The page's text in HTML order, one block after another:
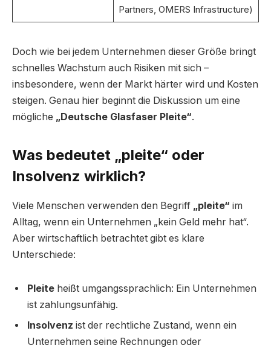
Partners, OMERS Infrastructure)
Doch wie bei jedem Unternehmen dieser Größe bringt
schnelles Wachstum auch Risiken mit sich –
insbesondere, wenn der Markt härter wird und Kosten
steigen. Genau hier beginnt die Diskussion um eine
mögliche „Deutsche Glasfaser Pleite“.
Was bedeutet „pleite“ oder
Insolvenz wirklich?
Viele Menschen verwenden den Begriff „pleite“ im
Alltag, wenn ein Unternehmen „kein Geld mehr hat“.
Aber wirtschaftlich betrachtet gibt es klare
Unterschiede:
Pleite heißt umgangssprachlich: Ein Unternehmen
ist zahlungsunfähig.
Insolvenz ist der rechtliche Zustand, wenn ein
Unternehmen seine Rechnungen oder